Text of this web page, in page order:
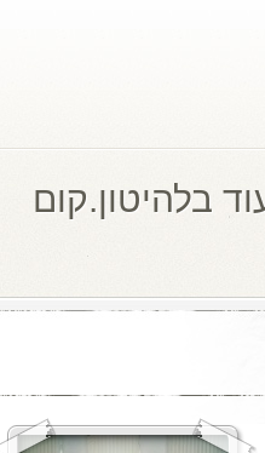
בלהיטון.קום